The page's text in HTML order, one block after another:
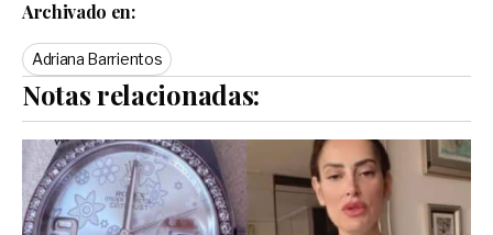
Archivado en:
Adriana Barrientos
Notas relacionadas: